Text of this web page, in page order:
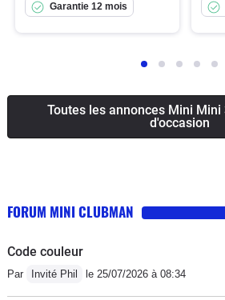
Garantie 12 mois
Toutes les annonces Mini Mini
d'occasion
FORUM MINI CLUBMAN
Code couleur
Par Invité Phil le 25/07/2026 à 08:34